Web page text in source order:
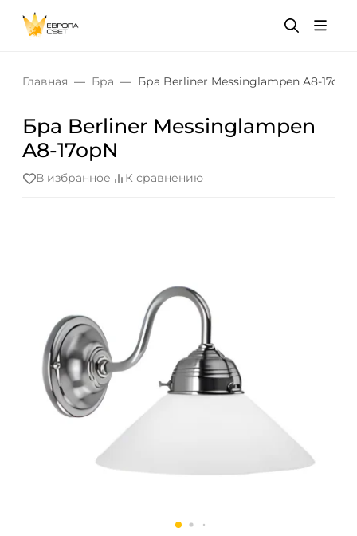
Главная Бра Бра Berliner Messinglampen A8-17opN
Бра Berliner Messinglampen
A8-17opN
В избранное К сравнению